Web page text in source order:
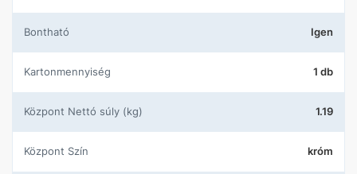
Bontható Igen
Kartonmennyiség 1 db
központ Nettó súly (kg) 1.19
központ Szín króm